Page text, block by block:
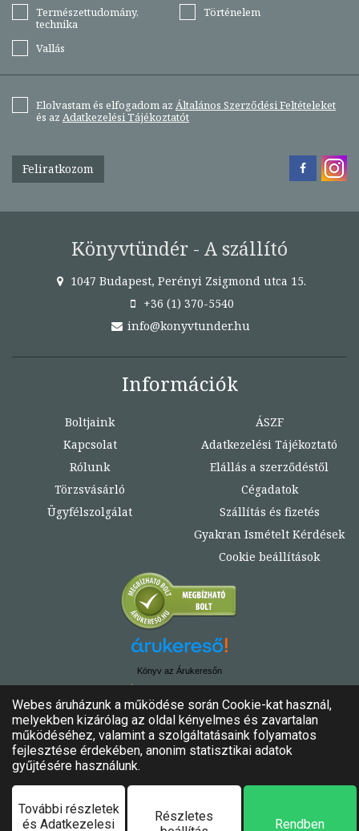
Természettudomány,
technika
Történelem
Vallás
Elolvastam és elfogadom az Általános Szerződési Feltételeket
és az Adatkezelési Tájékoztatót
Feliratkozom
Könyvtündér - A szállító
1047 Budapest, Perényi Zsigmond utca 15.
+36 (1) 370-5540
info@konyvtunder.hu
Információk
Boltjaink
Kapcsolat
Rólunk
Törzsvásárló
Ügyfélszolgálat
ÁSZF
Adatkezelési Tájékoztató
Elállás a szerződéstől
Cégadatok
Szállítás és fizetés
Gyakran Ismételt Kérdések
Cookie beállítások
Könyv az Árukeresőn
Minden jog fenntartva!